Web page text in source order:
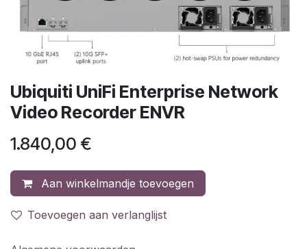
Ubiquiti UniFi Enterprise Network
Video Recorder ENVR
1.840,00 €
Aan winkelmandje toevoegen
Toevoegen aan verlanglijst